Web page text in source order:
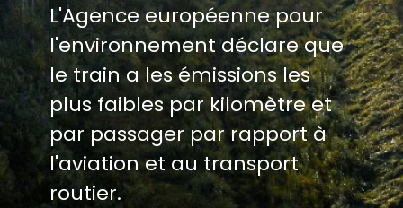
L'Agence européenne pour
l'environnement déclare que
le train a les émissions les
plus faibles par kilomètre et
par passager par rapport à
l'aviation et au transport
routier.